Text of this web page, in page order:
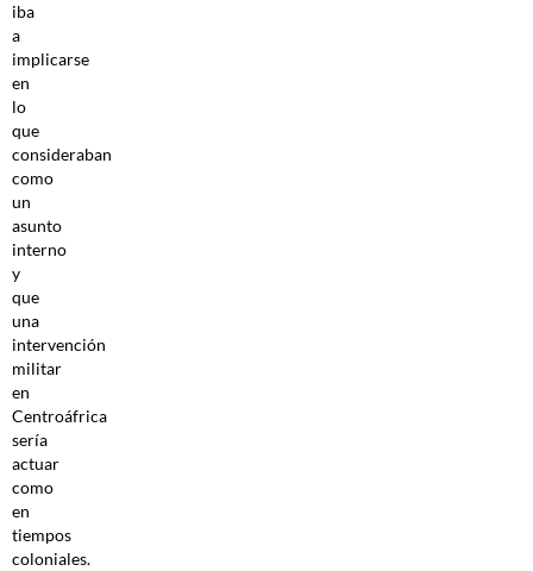
iba
a
implicarse
en
lo
que
consideraban
como
un
asunto
interno
y
que
una
intervención
militar
en
Centroáfrica
sería
actuar
como
en
tiempos
coloniales.